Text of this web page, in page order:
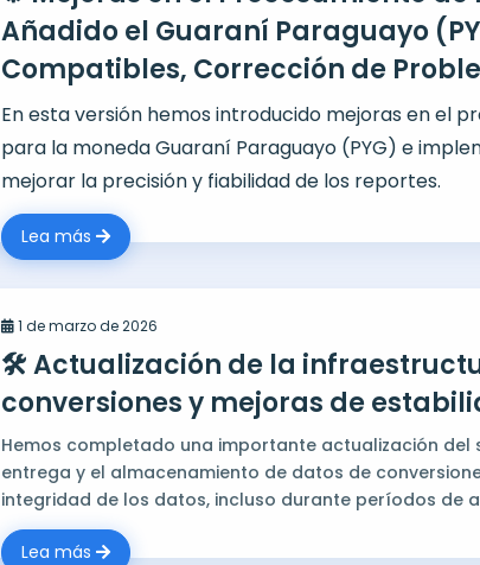
Añadido el Guaraní Paraguayo
Compatibles, Corrección de
En esta versión hemos introducido mejoras en el
para la moneda Guaraní Paraguayo (PYG) e
mejorar la precisión y fiabilidad de los reportes.
Lea más
1 de marzo de 2026
🛠️ Actualización de la
conversiones y mejoras de
Hemos completado una importante actualización
entrega y el almacenamiento de datos de
integridad de los datos, incluso durante períodos de
Lea más